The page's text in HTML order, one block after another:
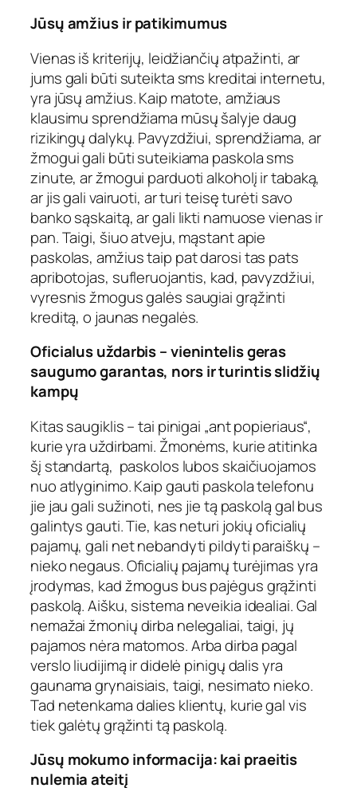
Jūsų amžius ir patikimumus
Vienas iš kriterijų, leidžiančių atpažinti, ar
jums gali būti suteikta sms kreditai internetu,
yra jūsų amžius. Kaip matote, amžiaus
klausimu sprendžiama mūsų šalyje daug
rizikingų dalykų. Pavyzdžiui, sprendžiama, ar
žmogui gali būti suteikiama paskola sms
zinute, ar žmogui parduoti alkoholį ir tabaką,
ar jis gali vairuoti, ar turi teisę turėti savo
banko sąskaitą, ar gali likti namuose vienas ir
pan. Taigi, šiuo atveju, mąstant apie
paskolas, amžius taip pat darosi tas pats
apribotojas, sufleruojantis, kad, pavyzdžiui,
vyresnis žmogus galės saugiai grąžinti
kreditą, o jaunas negalės.
Oficialus uždarbis – vienintelis geras
saugumo garantas, nors ir turintis slidžių
kampų
Kitas saugiklis – tai pinigai „ant popieriaus“,
kurie yra uždirbami. Žmonėms, kurie atitinka
šį standartą, paskolos lubos skaičiuojamos
nuo atlyginimo. Kaip gauti paskola telefonu
jie jau gali sužinoti, nes jie tą paskolą gal bus
galintys gauti. Tie, kas neturi jokių oficialių
pajamų, gali net nebandyti pildyti paraiškų –
nieko negaus. Oficialių pajamų turėjimas yra
įrodymas, kad žmogus bus pajėgus grąžinti
paskolą. Aišku, sistema neveikia idealiai. Gal
nemažai žmonių dirba nelegaliai, taigi, jų
pajamos nėra matomos. Arba dirba pagal
verslo liudijimą ir didelė pinigų dalis yra
gaunama grynaisiais, taigi, nesimato nieko.
Tad netenkama dalies klientų, kurie gal vis
tiek galėtų grąžinti tą paskolą.
Jūsų mokumo informacija: kai praeitis
nulemia ateitį